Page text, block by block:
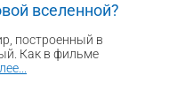
вселенной?
построенный в
Как в фильме
...